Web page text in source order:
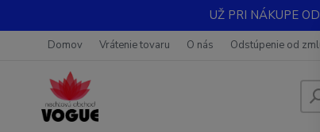
UŽ PRI NÁKUPE
Domov Vrátenie tovaru O nás Odstúpenie od